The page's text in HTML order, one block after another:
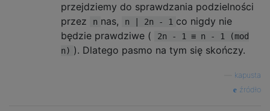
przejdziemy do sprawdzania podzielności
przez
n nas, n | 2n - 1 co nigdy nie
będzie prawdziwe (
2n - 1 ≡ n - 1 (mod
n) ). Dlatego pasmo na tym się skończy.
kapusta
źródło